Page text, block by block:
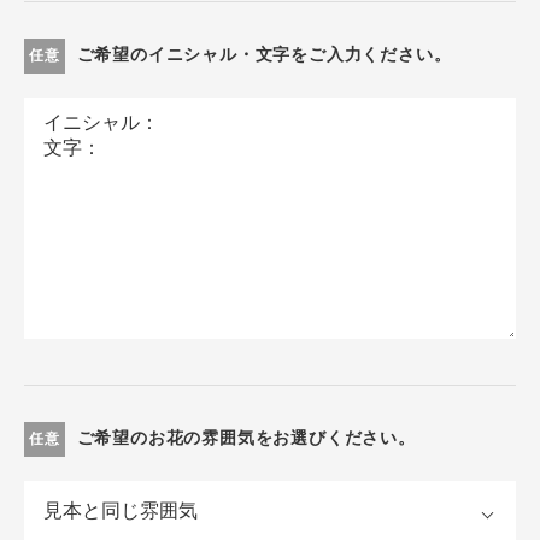
任意 ご希望のイニシャル・文字をご入力ください。
任意 ご希望のお花の雰囲気をお選びください。